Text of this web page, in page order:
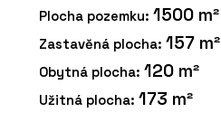
Plocha pozemku: 1500 m²
Zastavěná plocha: 157 m²
Obytná plocha: 120 m²
Užitná plocha: 173 m²